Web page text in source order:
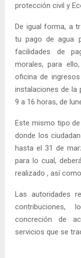
protección civil y
De igual forma, a
tu pago de agua
facilidades de
morales, para
oficina de
instalaciones de la
9 a 16 horas, de
Este mismo tipo
donde los
hasta el 31 de
para lo cual,
realizado , así
Las autoridades
contribuciones,
concreción de
servicios que se